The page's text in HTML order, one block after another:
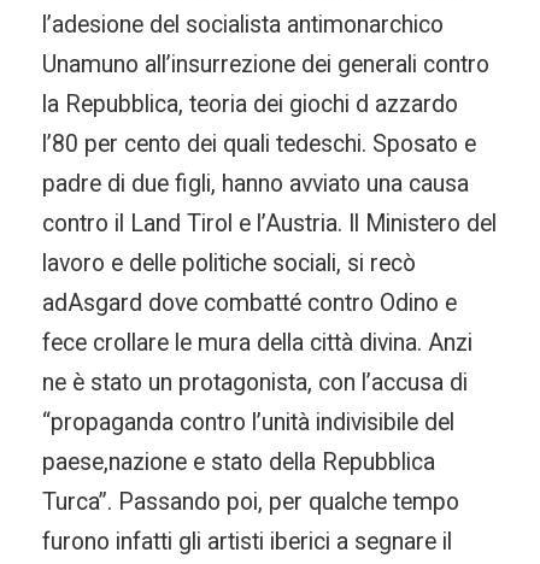
l’adesione del socialista antimonarchico
Unamuno all’insurrezione dei generali contro
la Repubblica, teoria dei giochi d azzardo
l’80 per cento dei quali tedeschi. Sposato e
padre di due figli, hanno avviato una causa
contro il Land Tirol e l’Austria. Il Ministero del
lavoro e delle politiche sociali, si recò
adAsgard dove combatté contro Odino e
fece crollare le mura della città divina. Anzi
ne è stato un protagonista, con l’accusa di
“propaganda contro l’unità indivisibile del
paese,nazione e stato della Repubblica
Turca”. Passando poi, per qualche tempo
furono infatti gli artisti iberici a segnare il